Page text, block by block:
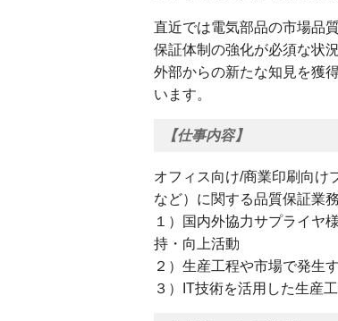
直近では電気部品の市場品
保証体制の強化が必須な状
外部からの新たな知見を獲
います。
【仕事内容】
オフィス向け/商業印刷向け
など）に関する品質保証業務
１）国内外協力サプライヤ
持・向上活動
２）生産工程や市場で発生
３）IT技術を活用した生産